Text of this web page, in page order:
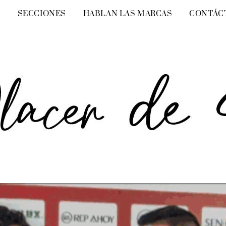
SECCIONES HABLAN LAS MARCAS